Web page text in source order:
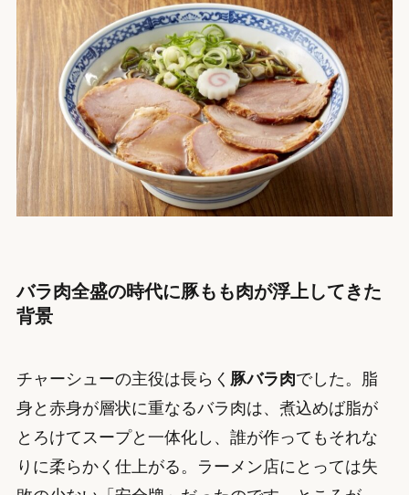
バラ肉全盛の時代に豚もも肉が浮上してきた
背景
チャーシューの主役は長らく 豚バラ肉でした。脂
身と赤身が層状に重なるバラ肉は、煮込めば脂が
とろけてスープと一体化し、誰が作ってもそれな
りに柔らかく仕上がる。ラーメン店にとっては失